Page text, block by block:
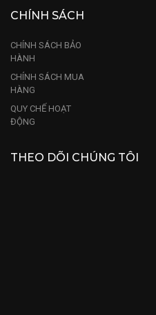
CHÍNH SÁCH
CHÍNH SÁCH BẢO
HÀNH
CHÍNH SÁCH MUA
HÀNG
QUY CHẾ HOẠT
ĐỘNG
THEO DÕI CHÚNG TÔI